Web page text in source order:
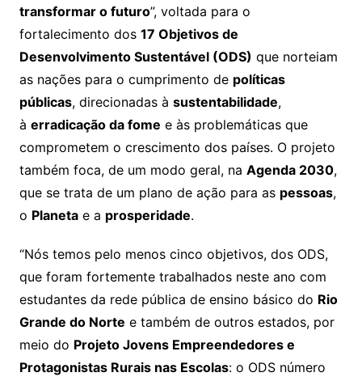
transformar o futuro”, voltada para o
fortalecimento dos 17 Objetivos de
Desenvolvimento Sustentável (ODS) que norteiam
as nações para o cumprimento de políticas
públicas, direcionadas à sustentabilidade,
à erradicação da fome e às problemáticas que
comprometem o crescimento dos países. O projeto
também foca, de um modo geral, na Agenda 2030,
que se trata de um plano de ação para as pessoas,
o Planetae a prosperidade.
“Nós temos pelo menos cinco objetivos, dos ODS,
que foram fortemente trabalhados neste ano com
estudantes da rede pública de ensino básico do Rio
Grande do Norte e também de outros estados, por
meio do Projeto Jovens Empreendedores e
Protagonistas Rurais nas Escolas: o ODS número